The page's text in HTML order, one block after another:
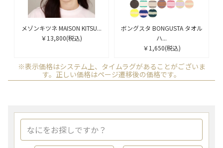
メゾンキツネ MAISON KITSU...
￥13,800(税込)
ボングスタ BONGUSTA タオル
ハ...
￥1,650(税込)
※表示価格はシステム上、タイムラグがあることがございま
す。正しい価格はページ遷移後の価格です。